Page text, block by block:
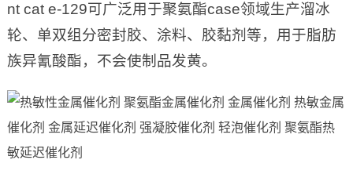
nt cat e-129可广泛用于聚氨酯case领域生产溜冰
轮、单双组分密封胶、涂料、胶黏剂等，用于脂肪
族异氰酸酯，不会使制品发黄。